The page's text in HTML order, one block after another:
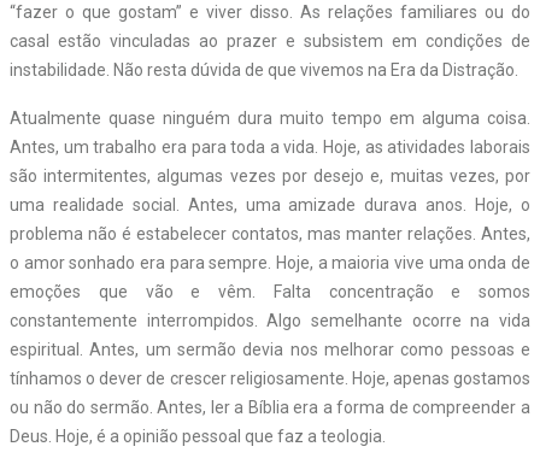
“fazer o que gostam” e viver disso. As relações familiares ou do
casal estão vinculadas ao prazer e subsistem em condições de
instabilidade. Não resta dúvida de que vivemos na Era da Distração.
Atualmente quase ninguém dura muito tempo em alguma coisa.
Antes, um trabalho era para toda a vida. Hoje, as atividades laborais
são intermitentes, algumas vezes por desejo e, muitas vezes, por
uma realidade social. Antes, uma amizade durava anos. Hoje, o
problema não é estabelecer contatos, mas manter relações. Antes,
o amor sonhado era para sempre. Hoje, a maioria vive uma onda de
emoções que vão e vêm. Falta concentração e somos
constantemente interrompidos. Algo semelhante ocorre na vida
espiritual. Antes, um sermão devia nos melhorar como pessoas e
tínhamos o dever de crescer religiosamente. Hoje, apenas gostamos
ou não do sermão. Antes, ler a Bíblia era a forma de compreender a
Deus. Hoje, é a opinião pessoal que faz a teologia.